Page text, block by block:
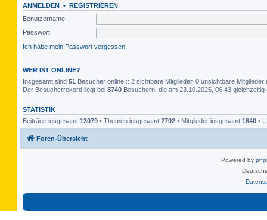
ANMELDEN • REGISTRIEREN
Benutzername:
Passwort:
Ich habe mein Passwort vergessen
WER IST ONLINE?
Insgesamt sind 51 Besucher online :: 2 sichtbare Mitglieder, 0 unsichtbare
Der Besucherrekord liegt bei 8740 Besuchern, die am 23.10.2025, 06:43 gleichzeitig
STATISTIK
Beiträge insgesamt 13079 • Themen insgesamt 2702 • Mitglieder insgesamt 1640 •
Foren-Übersicht
Powered by